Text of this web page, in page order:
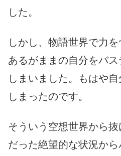
した。
しかし、物語世界で力
あるがままの自分をバ
しまいました。もはや
しまったのです。
そういう空想世界から
だった絶望的な状況か